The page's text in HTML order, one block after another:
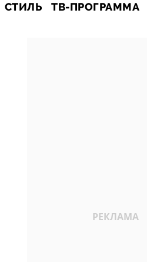
СТИЛЬ ТВ-ПРОГРАММА